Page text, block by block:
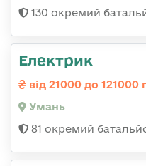
130 окремий
Електрик
від 21000 до 121000
Умань
81 окремий